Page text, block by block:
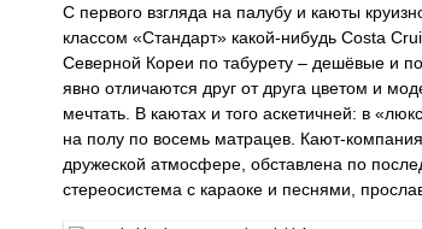
С первого взгляда на палубу и каюты
классом «Стандарт» какой-нибудь Costa
Северной Кореи по табурету – дешёвые и
явно отличаются друг от друга цветом и
мечтать. В каютах и того аскетичней: в
на полу по восемь матрацев. Кают-
дружеской атмосфере, обставлена по
стереосистема с караоке и песнями,